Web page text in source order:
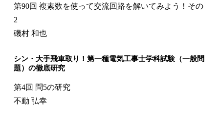
第90回 複素数を使って交流回路を解いてみよう！その
2
磯村 和也
シン・大手飛車取り！第一種電気工事士学科試験（一般問
題）の徹底研究
第4回 問5の研究
不動 弘幸